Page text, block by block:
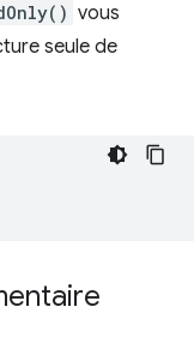
vous
seule de